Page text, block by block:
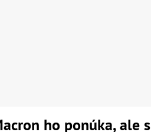
ho ponúka, ale s